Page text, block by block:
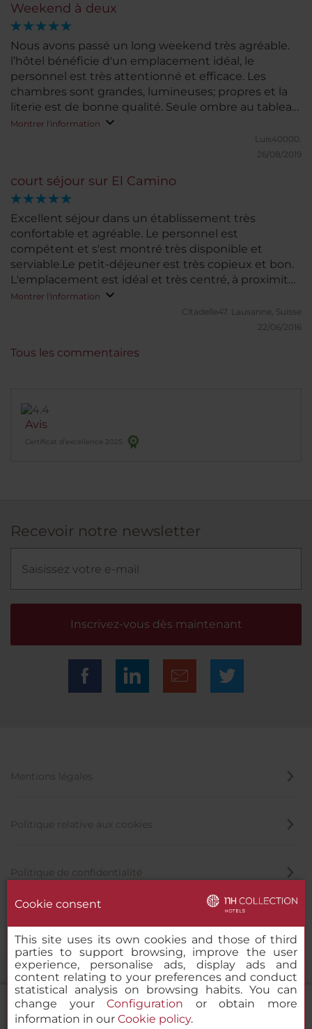
Weekend à deux
Nous avons passé un long weekend très agréable.
l’hôtel bénéficie d'un emplacement idéal, le
personnel est très attentionné et efficace. Les
chambres sont grandes, lumineuses; propres et la
literie est de bonne qualité. Seule ombre au tableau,
le parking est trop cher.
Montrer l'information
Luis40000.
26/08/2019
court séjour sur El Camino
Excellent séjour dans un établissement très
confortable et agréable. Le personnel est
compétent et s'est montré très disponible et
serviable.Le petit-déjeuner est très copieux et bon.
L'emplacement est idéal et très centré, à proximité
de la place du marché.
Montrer l'information
Citadelle47. Lausanne, Suisse
22/06/2016
Avis
Certificat d’excellence 2025
Tous les commentaires
Recevoir notre newsletter
Inscrivez-vous dès maintenant
Mentions légales
Politique relative aux cookies
Politique de confidentialité
Cookie consent
This site uses its own cookies and those of third
parties to support browsing, improve the user
experience, personalise ads, display ads and
content relating to your preferences and conduct
statistical analysis on browsing habits. You can
change yourConfiguration or obtain more
information in our Cookie policy.